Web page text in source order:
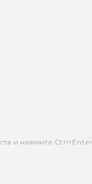
и нажмите